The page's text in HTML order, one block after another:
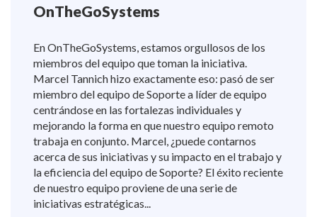
OnTheGoSystems
En OnTheGoSystems, estamos orgullosos de los
miembros del equipo que toman la iniciativa.
Marcel Tannich hizo exactamente eso: pasó de ser
miembro del equipo de Soporte a líder de equipo
centrándose en las fortalezas individuales y
mejorando la forma en que nuestro equipo remoto
trabaja en conjunto. Marcel, ¿puede contarnos
acerca de sus iniciativas y su impacto en el trabajo y
la eficiencia del equipo de Soporte? El éxito reciente
de nuestro equipo proviene de una serie de
iniciativas estratégicas...